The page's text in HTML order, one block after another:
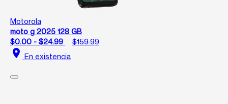
Motorola
moto g 2025 128 GB
$0.00 - $24.99
$159.99
location_on En existencia